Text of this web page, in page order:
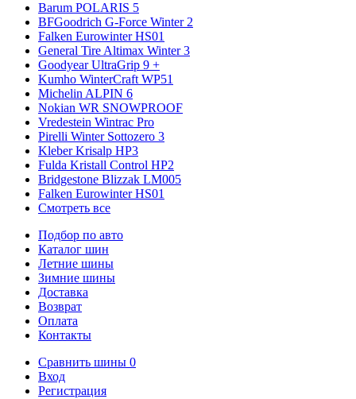
Barum POLARIS 5
BFGoodrich G-Force Winter 2
Falken Eurowinter HS01
General Tire Altimax Winter 3
Goodyear UltraGrip 9 +
Kumho WinterCraft WP51
Michelin ALPIN 6
Nokian WR SNOWPROOF
Vredestein Wintrac Pro
Pirelli Winter Sottozero 3
Kleber Krisalp HP3
Fulda Kristall Control HP2
Bridgestone Blizzak LM005
Falken Eurowinter HS01
Смотреть все
Подбор по авто
Каталог шин
Летние шины
Зимние шины
Доставка
Возврат
Оплата
Контакты
Сравнить шины 0
Вход
Регистрация